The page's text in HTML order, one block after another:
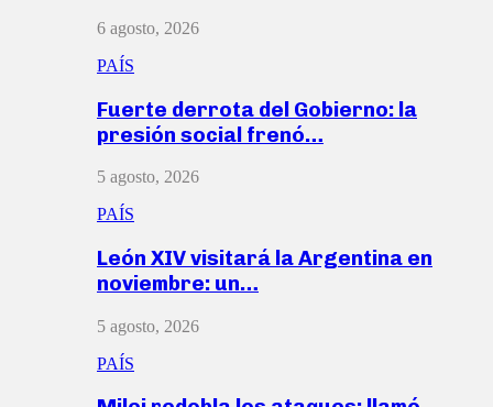
6 agosto, 2026
PAÍS
Fuerte derrota del Gobierno: la
presión social frenó…
5 agosto, 2026
PAÍS
León XIV visitará la Argentina en
noviembre: un…
5 agosto, 2026
PAÍS